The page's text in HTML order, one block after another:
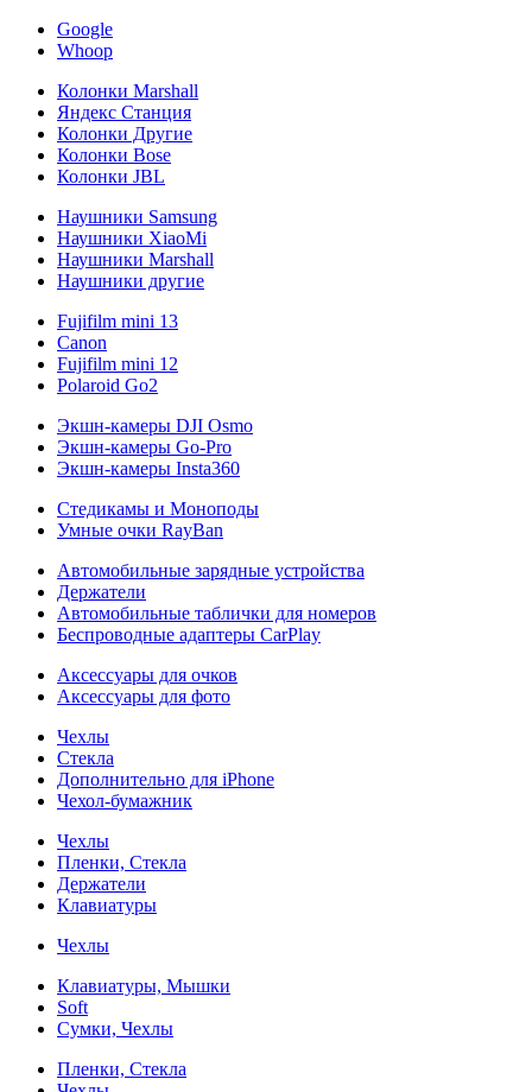
Google
Whoop
Колонки Marshall
Яндекс Станция
Колонки Другие
Колонки Bose
Колонки JBL
Наушники Samsung
Наушники XiaoMi
Наушники Marshall
Наушники другие
Fujifilm mini 13
Canon
Fujifilm mini 12
Polaroid Go2
Экшн-камеры DJI Osmo
Экшн-камеры Go-Pro
Экшн-камеры Insta360
Стедикамы и Моноподы
Умные очки RayBan
Автомобильные зарядные устройства
Держатели
Автомобильные таблички для номеров
Беспроводные адаптеры CarPlay
Аксессуары для очков
Аксессуары для фото
Чехлы
Стекла
Дополнительно для iPhone
Чехол-бумажник
Чехлы
Пленки, Стекла
Держатели
Клавиатуры
Чехлы
Клавиатуры, Мышки
Soft
Сумки, Чехлы
Пленки, Стекла